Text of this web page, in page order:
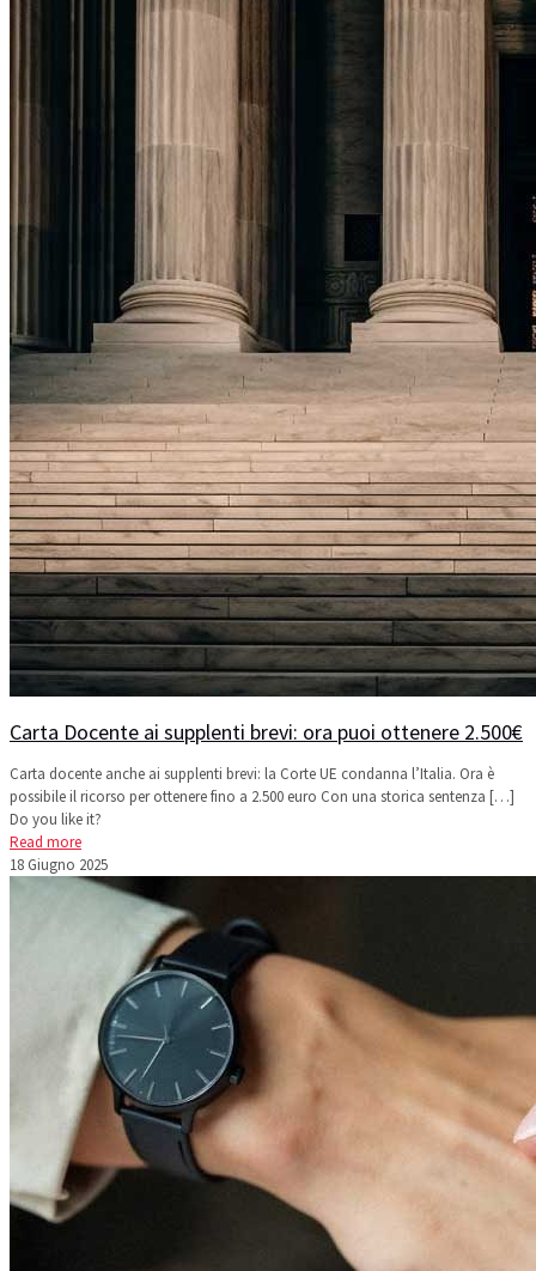
Carta Docente ai supplenti brevi: ora puoi ottenere 2.500€
Carta docente anche ai supplenti brevi: la Corte UE condanna l’Italia. Ora è
possibile il ricorso per ottenere fino a 2.500 euro Con una storica sentenza […]
Do you like it?
Read more
18 Giugno 2025